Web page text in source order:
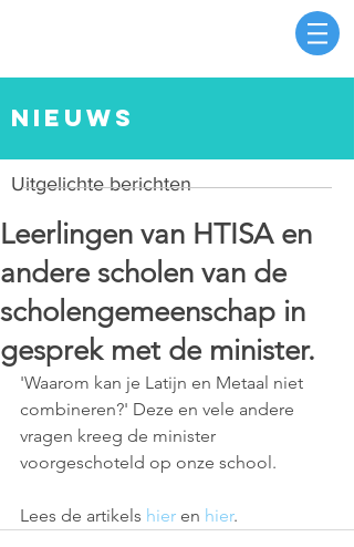
nieuws
Uitgelichte berichten
Leerlingen van HTISA en
andere scholen van de
scholengemeenschap in
gesprek met de minister.
'Waarom kan je Latijn en Metaal niet
combineren?' Deze en vele andere
vragen kreeg de minister
voorgeschoteld op onze school.
Lees de artikels hier en hier.